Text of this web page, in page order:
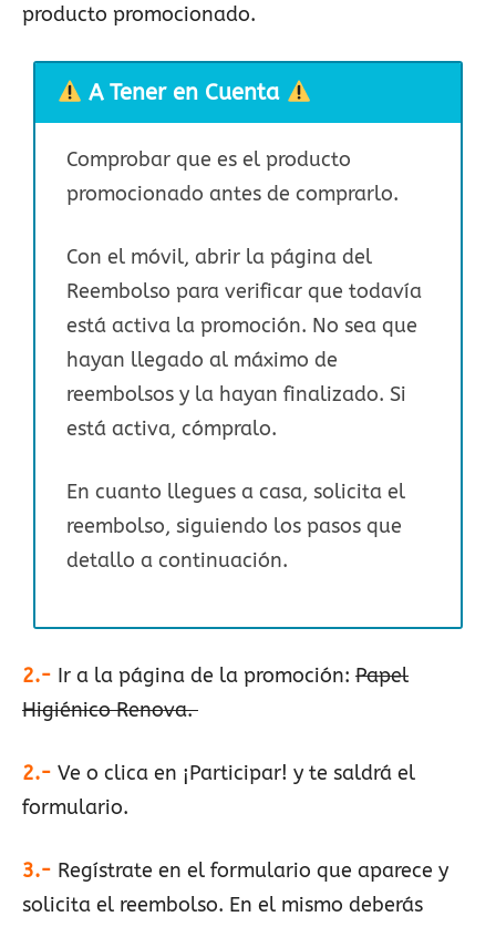
producto promocionado.
A Tener en Cuenta
Comprobar que es el producto
promocionado antes de comprarlo.
Con el móvil, abrir la página del
Reembolso para verificar que todavía
está activa la promoción. No sea que
hayan llegado al máximo de
reembolsos y la hayan finalizado. Si
está activa, cómpralo.
En cuanto llegues a casa, solicita el
reembolso, siguiendo los pasos que
detallo a continuación.
2.- Ir a la página de la promoción: Papel
Higiénico Renova.
2.- Ve o clica en ¡Participar! y te saldrá el
formulario.
3.- Regístrate en el formulario que aparece y
solicita el reembolso. En el mismo deberás